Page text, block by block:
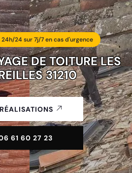
24 sur 7j/7 en cas d'urgence
DE TOITURE LES
31210
61 60 27 23